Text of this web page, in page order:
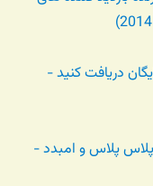
دریافت کنید -
پلاس و امبدد -